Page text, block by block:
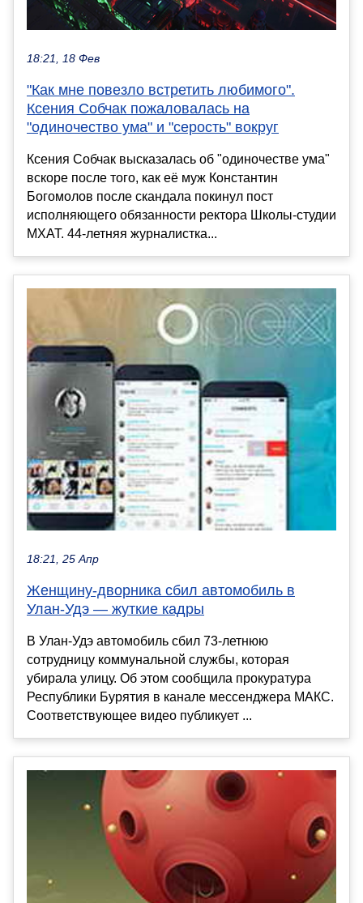
18:21, 18 Фев
"Как мне повезло встретить любимого".
Ксения Собчак пожаловалась на
"одиночество ума" и "серость" вокруг
Ксения Собчак высказалась об "одиночестве ума"
вскоре после того, как её муж Константин
Богомолов после скандала покинул пост
исполняющего обязанности ректора Школы-студии
МХАТ. 44-летняя журналистка...
18:21, 25 Апр
Женщину-дворника сбил автомобиль в
Улан-Удэ — жуткие кадры
В Улан-Удэ автомобиль сбил 73-летнюю
сотрудницу коммунальной службы, которая
убирала улицу. Об этом сообщила прокуратура
Республики Бурятия в канале мессенджера МАКС.
Соответствующее видео публикует ...